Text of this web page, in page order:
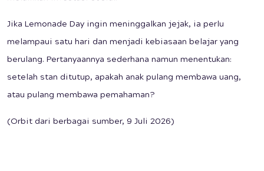
Jika Lemonade Day ingin meninggalkan jejak, ia perlu
melampaui satu hari dan menjadi kebiasaan belajar yang
berulang. Pertanyaannya sederhana namun menentukan:
setelah stan ditutup, apakah anak pulang membawa uang,
atau pulang membawa pemahaman?
(Orbit dari berbagai sumber, 9 Juli 2026)